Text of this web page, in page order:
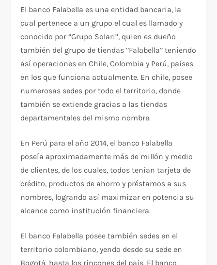
El banco Falabella es una entidad bancaria, la
cual pertenece a un grupo el cual es llamado y
conocido por ‘’Grupo Solari’’, quien es dueño
también del grupo de tiendas ‘’Falabella’’ teniendo
así operaciones en Chile, Colombia y Perú, países
en los que funciona actualmente. En chile, posee
numerosas sedes por todo el territorio, donde
también se extiende gracias a las tiendas
departamentales del mismo nombre.
En Perú para el año 2014, el banco Falabella
poseía aproximadamente más de millón y medio
de clientes, de los cuales, todos tenían tarjeta de
crédito, productos de ahorro y préstamos a sus
nombres, logrando así maximizar en potencia su
alcance como institución financiera.
El banco Falabella posee también sedes en el
territorio colombiano, yendo desde su sede en
Bogotá, hasta los rincones del país. El banco